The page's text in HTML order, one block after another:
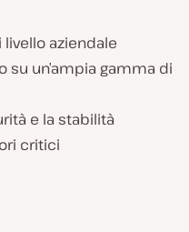
livello aziendale
su un’ampia gamma di
e la stabilità
critici